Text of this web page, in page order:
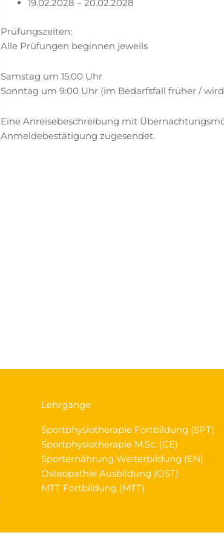
19.02.2028 – 20.02.2028
Prüfungszeiten:
Alle Prüfungen beginnen jeweils
Samstag um 15:00 Uhr
Sonntag um 9:00 Uhr (im Bedarfsfall früher /
Eine Anreisebeschreibung mit
Anmeldebestätigung zugesendet.
Lehrgänge
Sportphysiotherapie Fortbildung (SPT)
Sportphysiotherapie M.Sc. (CE)
Sporternährung Weiterbildung (EN)
Osteopathie Ausbildung (OST)
MTT Fortbildung (MTT)